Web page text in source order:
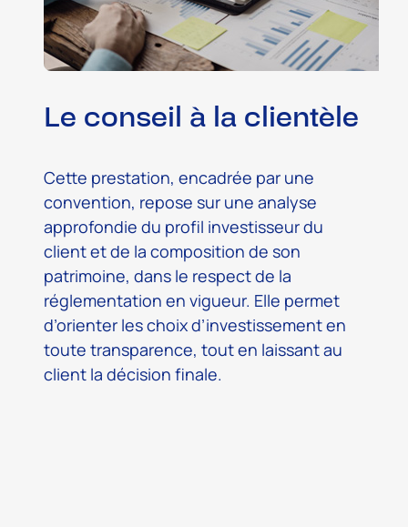
Le conseil à la clientèle
Cette prestation, encadrée par une
convention, repose sur une analyse
approfondie du profil investisseur du
client et de la composition de son
patrimoine, dans le respect de la
réglementation en vigueur. Elle permet
d’orienter les choix d’investissement en
toute transparence, tout en laissant au
client la décision finale.